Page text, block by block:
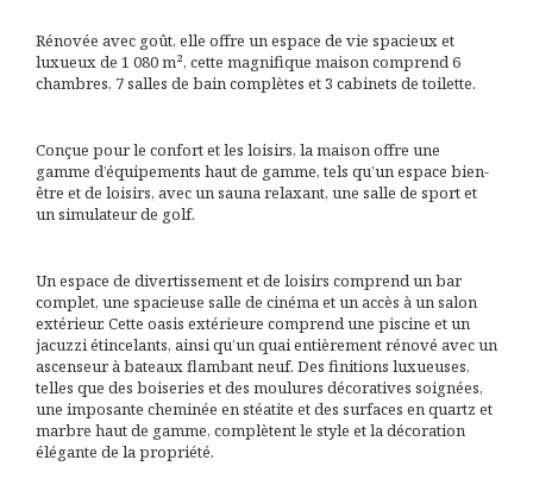
Rénovée avec goût, elle offre un espace de vie spacieux et
luxueux de 1 080 m², cette magnifique maison comprend 6
chambres, 7 salles de bain complètes et 3 cabinets de toilette.
Conçue pour le confort et les loisirs, la maison offre une
gamme d’équipements haut de gamme, tels qu’un espace bien-
être et de loisirs, avec un sauna relaxant, une salle de sport et
un simulateur de golf.
Un espace de divertissement et de loisirs comprend un bar
complet, une spacieuse salle de cinéma et un accès à un salon
extérieur. Cette oasis extérieure comprend une piscine et un
jacuzzi étincelants, ainsi qu’un quai entièrement rénové avec un
ascenseur à bateaux flambant neuf. Des finitions luxueuses,
telles que des boiseries et des moulures décoratives soignées,
une imposante cheminée en stéatite et des surfaces en quartz et
marbre haut de gamme, complètent le style et la décoration
élégante de la propriété.